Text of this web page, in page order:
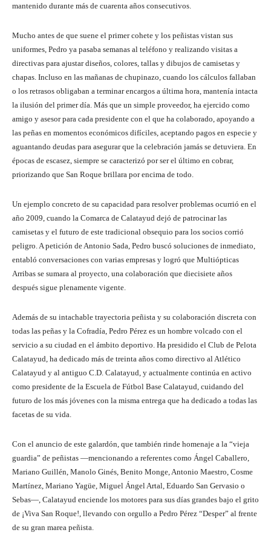
mantenido durante más de cuarenta años consecutivos.
Mucho antes de que suene el primer cohete y los peñistas vistan sus
uniformes, Pedro ya pasaba semanas al teléfono y realizando visitas a
directivas para ajustar diseños, colores, tallas y dibujos de camisetas y
chapas. Incluso en las mañanas de chupinazo, cuando los cálculos fallaban
o los retrasos obligaban a terminar encargos a última hora, mantenía intacta
la ilusión del primer día. Más que un simple proveedor, ha ejercido como
amigo y asesor para cada presidente con el que ha colaborado, apoyando a
las peñas en momentos económicos difíciles, aceptando pagos en especie y
aguantando deudas para asegurar que la celebración jamás se detuviera. En
épocas de escasez, siempre se caracterizó por ser el último en cobrar,
priorizando que San Roque brillara por encima de todo.
Un ejemplo concreto de su capacidad para resolver problemas ocurrió en el
año 2009, cuando la Comarca de Calatayud dejó de patrocinar las
camisetas y el futuro de este tradicional obsequio para los socios corrió
peligro. A petición de Antonio Sada, Pedro buscó soluciones de inmediato,
entabló conversaciones con varias empresas y logró que Multiópticas
Arribas se sumara al proyecto, una colaboración que diecisiete años
después sigue plenamente vigente.
Además de su intachable trayectoria peñista y su colaboración discreta con
todas las peñas y la Cofradía, Pedro Pérez es un hombre volcado con el
servicio a su ciudad en el ámbito deportivo. Ha presidido el Club de Pelota
Calatayud, ha dedicado más de treinta años como directivo al Atlético
Calatayud y al antiguo C.D. Calatayud, y actualmente continúa en activo
como presidente de la Escuela de Fútbol Base Calatayud, cuidando del
futuro de los más jóvenes con la misma entrega que ha dedicado a todas las
facetas de su vida.
Con el anuncio de este galardón, que también rinde homenaje a la “vieja
guardia” de peñistas —mencionando a referentes como Ángel Caballero,
Mariano Guillén, Manolo Ginés, Benito Monge, Antonio Maestro, Cosme
Martínez, Mariano Yagüe, Miguel Ángel Artal, Eduardo San Gervasio o
Sebas—, Calatayud enciende los motores para sus días grandes bajo el grito
de ¡Viva San Roque!, llevando con orgullo a Pedro Pérez “Desper” al frente
de su gran marea peñista.